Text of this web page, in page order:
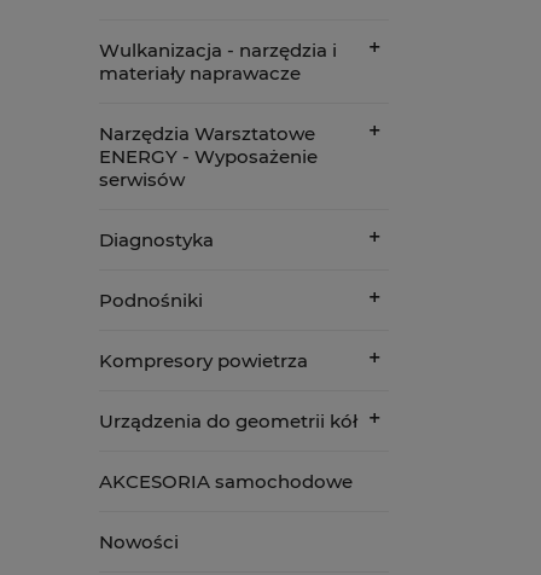
Wulkanizacja - narzędzia i
materiały naprawacze
Narzędzia Warsztatowe
ENERGY - Wyposażenie
serwisów
Diagnostyka
Podnośniki
Kompresory powietrza
Urządzenia do geometrii kół
AKCESORIA samochodowe
Nowości